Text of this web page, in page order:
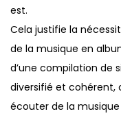
est.
Cela justifie la
de la musique en
d’une compilation de
diversifié et cohérent,
écouter de la